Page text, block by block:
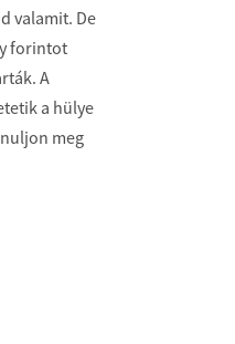
valamit. De
forintot
A
a hülye
meg